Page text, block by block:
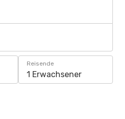
Reisende
1 Erwachsener